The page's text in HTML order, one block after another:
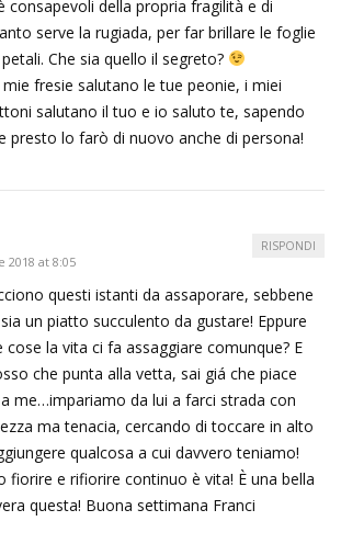
consapevoli della propria fragilità e di
serve la rugiada, per far brillare le foglie
Che sia quello il segreto?
mie fresie salutano le tue peonie, i miei
salutano il tuo e io saluto te, sapendo
presto lo farò di nuovo anche di persona!
2018 at 8:05
questi istanti da assaporare, sebbene
un piatto succulento da gustare! Eppure
cose la vita ci fa assaggiare comunque? E
che punta alla vetta, sai giá che piace
me…impariamo da lui a farci strada con
ma tenacia, cercando di toccare in alto
qualcosa a cui davvero teniamo!
fiorire e rifiorire continuo è vita! È una bella
questa! Buona settimana Franci
RISPONDI